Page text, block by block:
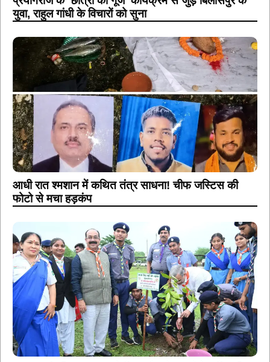
युवा, राहुल गांधी के विचारों को सुना
आधी रात श्मशान में कथित तंत्र साधना! चीफ जस्टिस की
फोटो से मचा हड़कंप